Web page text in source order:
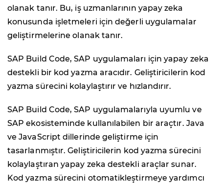
olanak tanır. Bu, iş uzmanlarının yapay zeka
konusunda işletmeleri için değerli uygulamalar
geliştirmelerine olanak tanır.
SAP Build Code, SAP uygulamaları için yapay zeka
destekli bir kod yazma aracıdır. Geliştiricilerin kod
yazma sürecini kolaylaştırır ve hızlandırır.
SAP Build Code, SAP uygulamalarıyla uyumlu ve
SAP ekosisteminde kullanılabilen bir araçtır. Java
ve JavaScript dillerinde geliştirme için
tasarlanmıştır. Geliştiricilerin kod yazma sürecini
kolaylaştıran yapay zeka destekli araçlar sunar.
Kod yazma sürecini otomatikleştirmeye yardımcı